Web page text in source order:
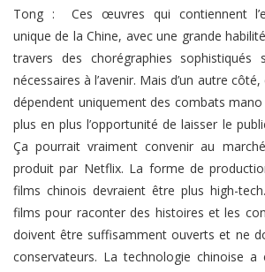
Tong : Ces œuvres qui contiennent
unique de la Chine, avec une grande
travers des chorégraphies sophistiqués
nécessaires à l’avenir. Mais d’un autre
dépendent uniquement des combats
plus en plus l’opportunité de laisser le
Ça pourrait vraiment convenir au
produit par Netflix. La forme de
films chinois devraient être plus high-
films pour raconter des histoires et les
doivent être suffisamment ouverts et ne
conservateurs. La technologie chinoise a